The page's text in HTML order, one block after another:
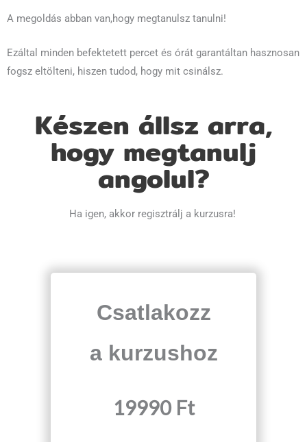
A megoldás abban van,hogy megtanulsz tanulni!
Ezáltal minden befektetett percet és órát garantáltan hasznosan
fogsz eltölteni, hiszen tudod, hogy mit csinálsz.
Készen állsz arra,
hogy megtanulj
angolul?
Ha igen, akkor regisztrálj a kurzusra!
Csatlakozz
a kurzushoz
19990Ft